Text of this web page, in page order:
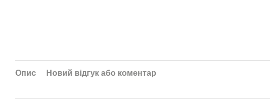
Опис Новий відгук або коментар